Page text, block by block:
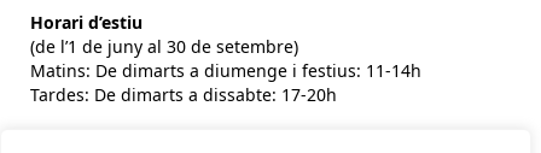
Horari d’estiu
(de l’1 de juny al 30 de setembre)
Matins: De dimarts a diumenge i festius: 11-14h
Tardes: De dimarts a dissabte: 17-20h